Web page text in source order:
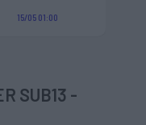
15/05 01:00
SUB13 -